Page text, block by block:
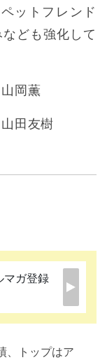
ットフレンド
ども強化して
岡薫
田友樹
マガ登録
、トップはア